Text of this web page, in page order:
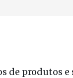
de produtos